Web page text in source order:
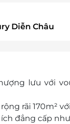
Diễn Châu
lưu với
rãi 170m²
đẳng cấp